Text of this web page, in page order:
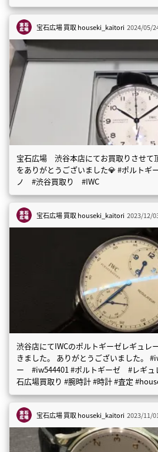
宝石広場 買取houseki_kaitori 2024/05/
宝石広場 渋谷本店にてお買取りさせて
をありがとうございました💎 #ポルト
ノ #渋谷買取り #IWC
宝石広場 買取houseki_kaitori 2023/12/
渋谷店にてIWCのポルトギーゼレギュレ
きました。 ありがとうございました。
ー #iw544401 #ポルトギーゼ #レギュ
石広場買取り #腕時計 #時計 #査定
宝石広場 買取houseki_kaitori 2023/11/01